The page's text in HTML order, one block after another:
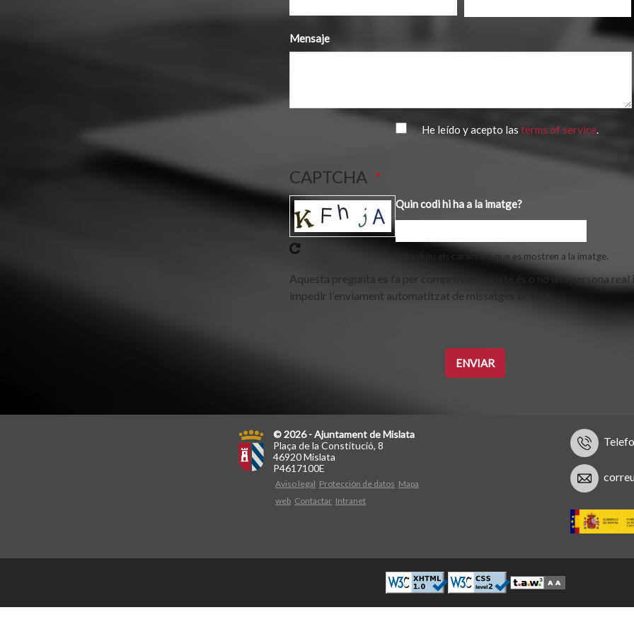
Mensaje
He leído y acepto lasterms of service.
CAPTCHA
Quin codi hi ha a la imatge?
Introduïu els caràcters que es mostren a la imatge.
Aquesta pregunta es fa per comprovar si vostè és o no una persona real
impedir l'enviament automatitzat de missatges brossa.
© 2026 - Ajuntament de Mislata
Plaça de la Constitució, 8
46920 Mislata
P4617100E
Aviso legal Protección de datos Mapa
web Contactar Intranet